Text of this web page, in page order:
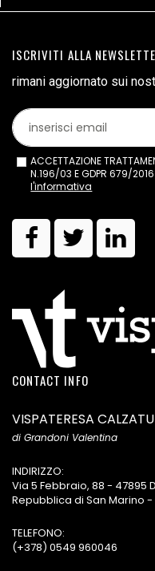
ISCRIVITI ALLA
rimani aggiornato sui
ACCETTAZIONE
N.196/03 E GDPR 679/
l'informativa
CONTACT INFO
VISPATERESA
di Grandoni Valentina
INDIRIZZO:
Via 5 Febbraio, 88 - 47895
Repubblica di San Marino -
TELEFONO:
(+378) 0549 960046